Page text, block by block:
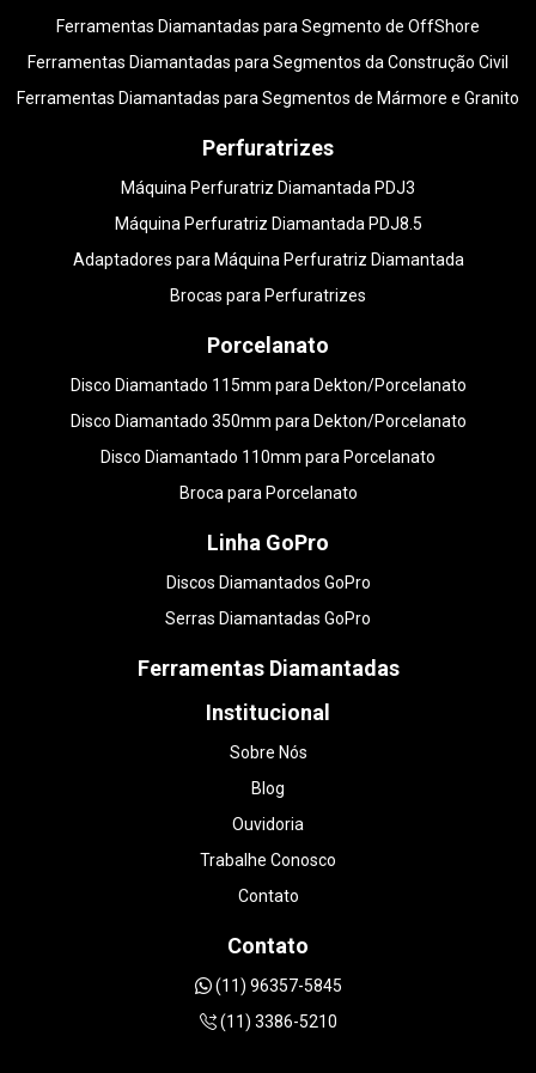
Ferramentas Diamantadas para Segmento de OffShore
Ferramentas Diamantadas para Segmentos da Construção Civil
Ferramentas Diamantadas para Segmentos de Mármore e Granito
Perfuratrizes
Máquina Perfuratriz Diamantada PDJ3
Máquina Perfuratriz Diamantada PDJ8.5
Adaptadores para Máquina Perfuratriz Diamantada
Brocas para Perfuratrizes
Porcelanato
Disco Diamantado 115mm para Dekton/Porcelanato
Disco Diamantado 350mm para Dekton/Porcelanato
Disco Diamantado 110mm para Porcelanato
Broca para Porcelanato
Linha GoPro
Discos Diamantados GoPro
Serras Diamantadas GoPro
Ferramentas Diamantadas
Institucional
Sobre Nós
Blog
Ouvidoria
Trabalhe Conosco
Contato
Contato
(11) 96357-5845
(11) 3386-5210